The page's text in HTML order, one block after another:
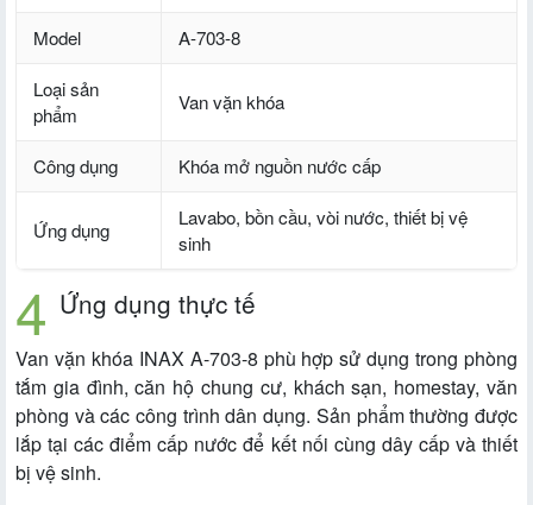
Model A-703-8
Loại sản
phẩm
Van vặn khóa
Công dụng Khóa mở nguồn nước cấp
Ứng dụng
Lavabo, bồn cầu, vòi nước, thiết bị vệ
sinh
Ứng dụng thực tế
Van vặn khóa INAX A-703-8 phù hợp sử dụng trong phòng
tắm gia đình, căn hộ chung cư, khách sạn, homestay, văn
phòng và các công trình dân dụng. Sản phẩm thường được
lắp tại các điểm cấp nước để kết nối cùng dây cấp và thiết
bị vệ sinh.